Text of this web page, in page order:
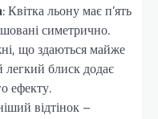
: Квітка льону має п’ять
симетрично.
що здаються майже
легкий блиск додає
ефекту.
відтінок –